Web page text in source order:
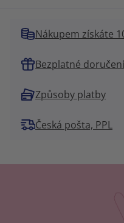
Nákupem získáte
Bezplatné
Způsoby platby
Česká pošta, PPL